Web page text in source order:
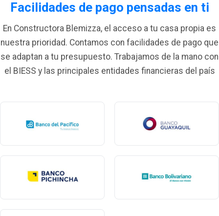
Facilidades de pago pensadas en ti
En Constructora Blemizza, el acceso a tu casa propia es
nuestra prioridad. Contamos con facilidades de pago que
se adaptan a tu presupuesto. Trabajamos de la mano con
el BIESS y las principales entidades financieras del país